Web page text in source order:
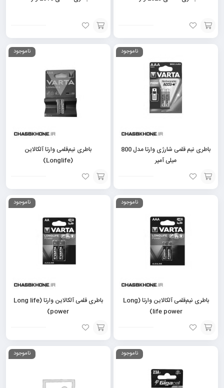
افزودن
افزودن
ناموجود
باطری نیم قلمی شارژی وارتا مدل 800
میلی آمپر
افزودن
ناموجود
باطری نیم‌قلمی وارتا آلکالاین
(Longlife)
افزودن
ناموجود
باطری نیم‌قلمی آلکالاین وارتا (Long
life power)
افزودن
ناموجود
باطری قلمی آلکالاین وارتا (Long life
power)
افزودن
ناموجود ناموجود